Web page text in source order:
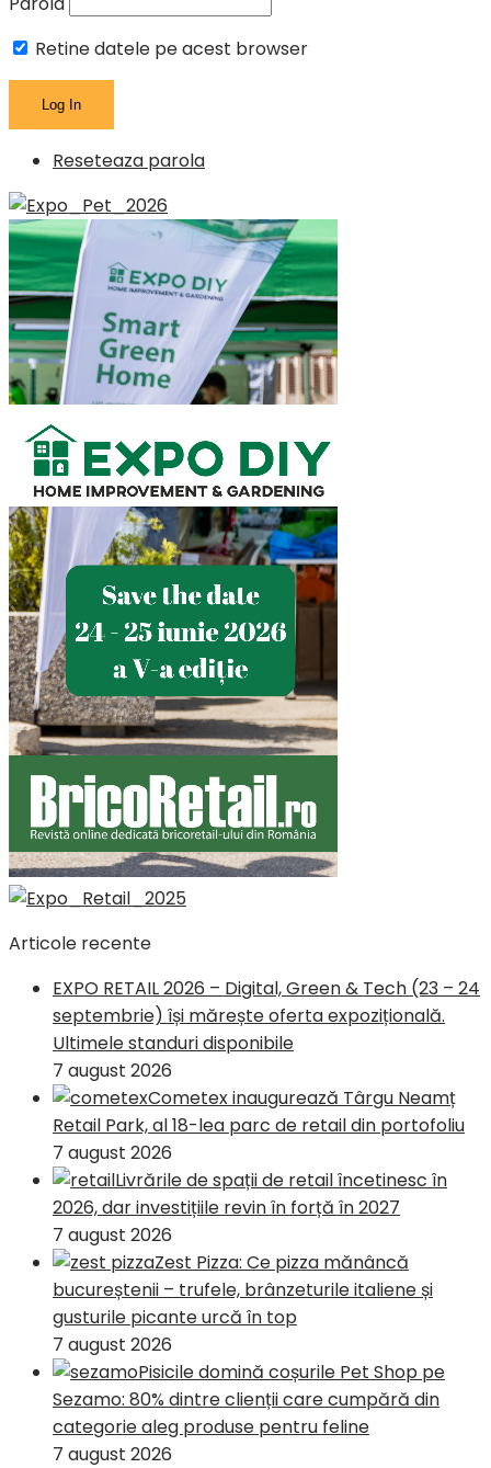
Retine datele pe acest browser
Reseteaza parola
Articole recente
EXPO RETAIL 2026 – Digital, Green & Tech (23 – 24
septembrie) își mărește oferta expozițională.
Ultimele standuri disponibile
7 august 2026
Cometex inaugurează Târgu Neamț
Retail Park, al 18-lea parc de retail din portofoliu
7 august 2026
Livrările de spații de retail încetinesc în
2026, dar investițiile revin în forță în 2027
7 august 2026
Zest Pizza: Ce pizza mănâncă
bucureștenii – trufele, brânzeturile italiene și
gusturile picante urcă în top
7 august 2026
Pisicile domină coșurile Pet Shop pe
Sezamo: 80% dintre clienții care cumpără din
categorie aleg produse pentru feline
7 august 2026